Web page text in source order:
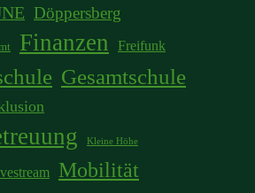
Döppersberg
Finanzen Freifunk
Gesamtschule
Kleine Höhe
Mobilität